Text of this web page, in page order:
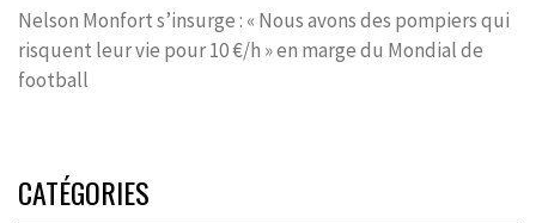
Nelson Monfort s’insurge : « Nous avons des pompiers qui
risquent leur vie pour 10 €/h » en marge du Mondial de
football
CATÉGORIES